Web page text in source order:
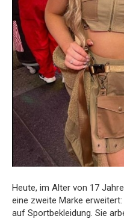
Heute, im Alter von 17
eine zweite Marke
auf Sportbekleidung. Sie